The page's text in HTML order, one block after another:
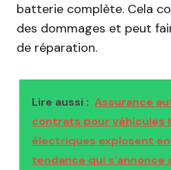
batterie complète. Cela
des dommages et peut
de réparation.
Lire aussi : Assurance
contrats pour véhicules
électriques explosent
tendance qui s'annonce